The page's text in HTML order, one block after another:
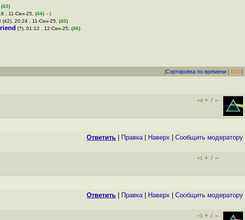
(43)
, 11-Сен-25, (44) –1
(42), 20:24 , 11-Сен-25, (45)
(?), 01:12 , 12-Сен-25, (46)
[Сортировка по времени | RSS]
+4 + / –
Ответить Правка| Наверх Cообщить модератору
+1 + / –
Ответить Правка| Наверх Cообщить модератору
+1 + / –